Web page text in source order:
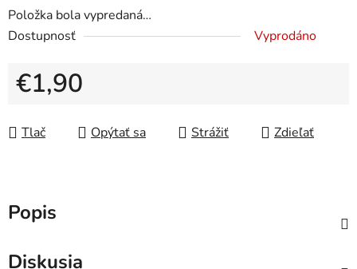
Položka bola vypredaná…
Dostupnosť
Vyprodáno
€1,90
Tlač
Opýtať sa Strážiť Zdieľať
Popis
Diskusia